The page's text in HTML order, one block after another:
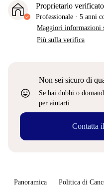
Proprietario verificato
Professionale · 5 anni
Maggiori informazioni
Più sulla verifica
sentiment_very_satisfied
Non sei sicuro di
Se hai dubbi o
per aiutarti.
Contatta
Panoramica Politica di